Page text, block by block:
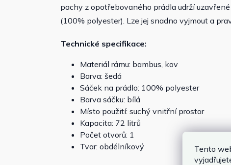
Tento
pachy z opotřebovaného prádla udrží
(100% polyester). Lze jej snadno vyjmout a
Technické specifikace:
Materiál rámu: bambus, kov
Barva: šedá
Sáček na prádlo: 100% polyester
Barva sáčku: bílá
Místo použití: suchý vnitřní prostor
Kapacita: 72 litrů
Počet otvorů: 1
Tvar: obdélníkový